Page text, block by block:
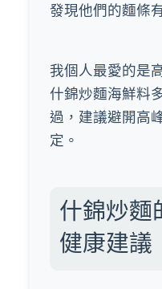
發現他們的麵條
我個人最愛的是
什錦炒麵海鮮料
過，建議避開高
定。
什錦炒麵
健康建議